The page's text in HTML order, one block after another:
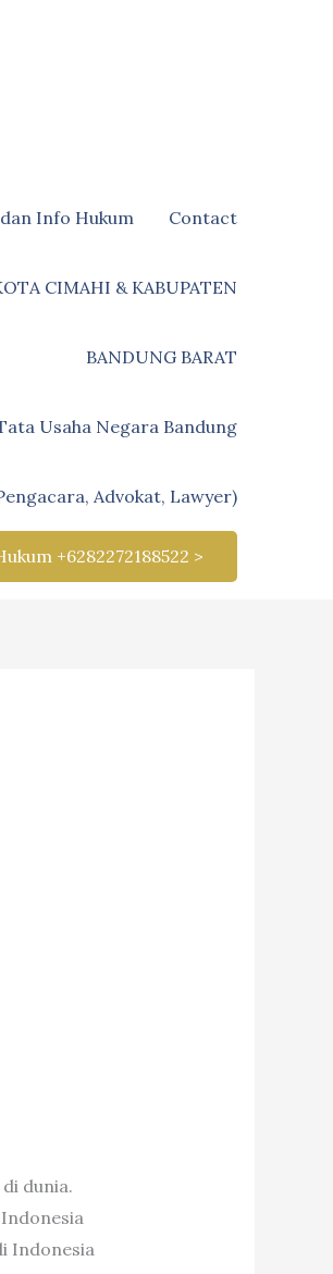
Info Hukum Contact
CIMAHI & KABUPATEN
BANDUNG BARAT
Usaha Negara Bandung
Advokat, Lawyer)
+6282272188522 >
dunia.
Indonesia